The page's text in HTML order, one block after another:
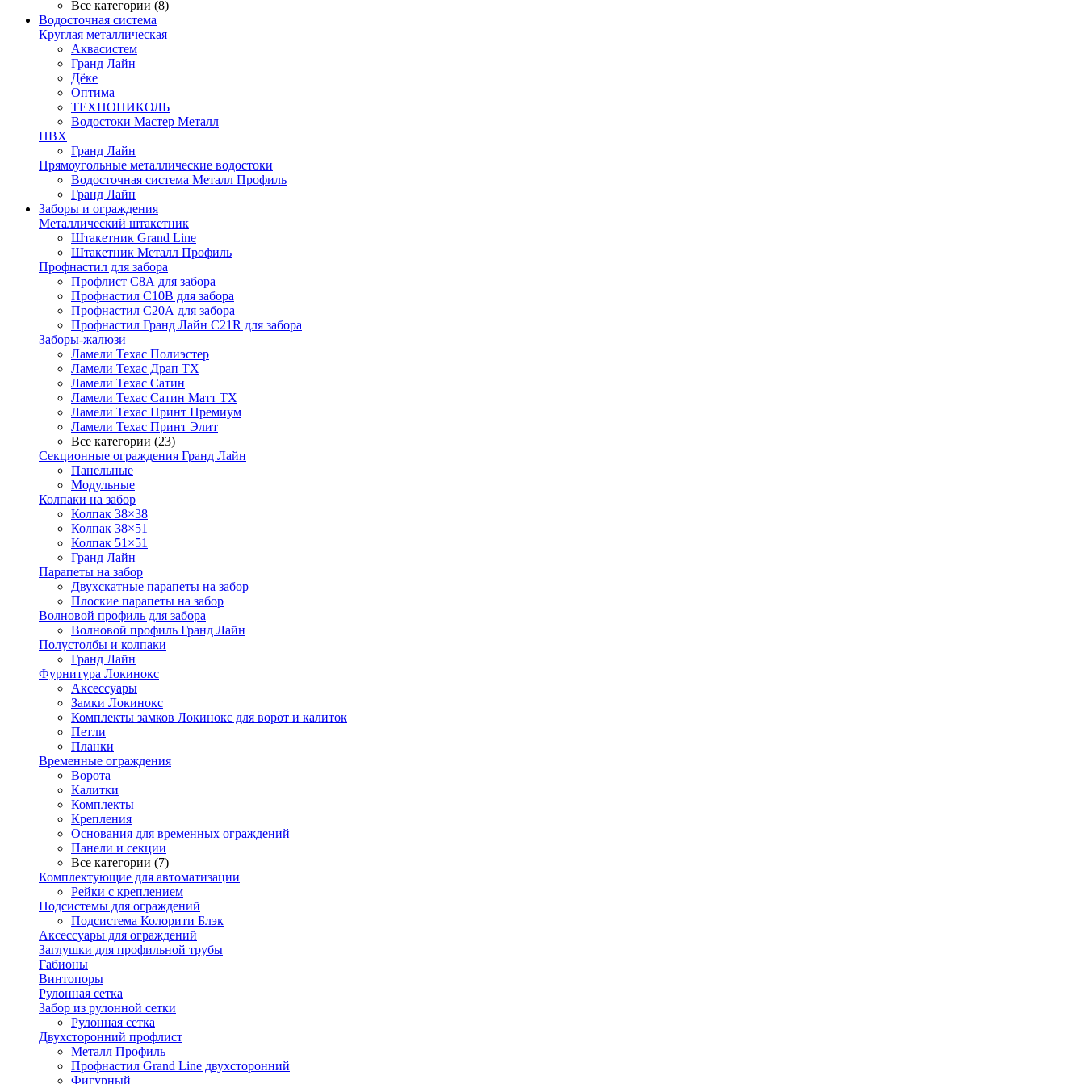
Все категории (8)
Водосточная система
Круглая металлическая
Аквасистем
Гранд Лайн
Дёке
Оптима
ТЕХНОНИКОЛЬ
Водостоки Мастер Металл
ПВХ
Гранд Лайн
Прямоугольные металлические водостоки
Водосточная система Металл Профиль
Гранд Лайн
Заборы и ограждения
Металлический штакетник
Штакетник Grand Line
Штакетник Металл Профиль
Профнастил для забора
Профлист С8А для забора
Профнастил С10В для забора
Профнастил С20А для забора
Профнастил Гранд Лайн С21R для забора
Заборы-жалюзи
Ламели Техас Полиэстер
Ламели Техас Драп ТХ
Ламели Техас Сатин
Ламели Техас Сатин Матт ТХ
Ламели Техас Принт Премиум
Ламели Техас Принт Элит
Все категории (23)
Секционные ограждения Гранд Лайн
Панельные
Модульные
Колпаки на забор
Колпак 38×38
Колпак 38×51
Колпак 51×51
Гранд Лайн
Парапеты на забор
Двухскатные парапеты на забор
Плоские парапеты на забор
Волновой профиль для забора
Волновой профиль Гранд Лайн
Полустолбы и колпаки
Гранд Лайн
Фурнитура Локинокс
Аксессуары
Замки Локинокс
Комплекты замков Локинокс для ворот и калиток
Петли
Планки
Временные ограждения
Ворота
Калитки
Комплекты
Крепления
Основания для временных ограждений
Панели и секции
Все категории (7)
Комплектующие для автоматизации
Рейки с креплением
Подсистемы для ограждений
Подсистема Колорити Блэк
Аксессуары для ограждений
Заглушки для профильной трубы
Габионы
Винтопоры
Рулонная сетка
Забор из рулонной сетки
Рулонная сетка
Двухсторонний профлист
Металл Профиль
Профнастил Grand Line двухсторонний
Фигурный